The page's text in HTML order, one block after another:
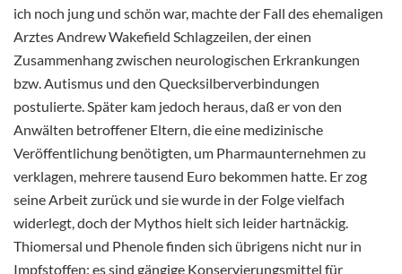
ich noch jung und schön war, machte der Fall des ehemaligen
Arztes Andrew Wakefield Schlagzeilen, der einen
Zusammenhang zwischen neurologischen Erkrankungen
bzw. Autismus und den Quecksilberverbindungen
postulierte. Später kam jedoch heraus, daß er von den
Anwälten betroffener Eltern, die eine medizinische
Veröffentlichung benötigten, um Pharmaunternehmen zu
verklagen, mehrere tausend Euro bekommen hatte. Er zog
seine Arbeit zurück und sie wurde in der Folge vielfach
widerlegt, doch der Mythos hielt sich leider hartnäckig.
Thiomersal und Phenole finden sich übrigens nicht nur in
Impfstoffen: es sind gängige Konservierungsmittel für